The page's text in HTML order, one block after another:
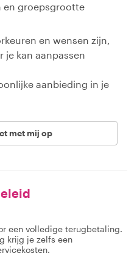
en groepsgrootte
en wensen zijn,
je kan aanpassen
aanbieding in je
met mij op
een volledige terugbetaling.
krijg je zelfs een